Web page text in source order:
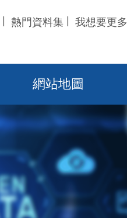
熱門資料集 我想要更多
網站地圖